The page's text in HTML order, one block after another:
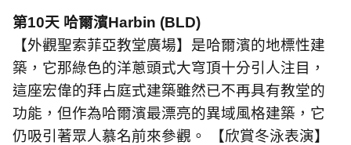
第10天 哈爾濱Harbin (BLD)
【外觀聖索菲亞教堂廣場】是哈爾濱的地標性建
築，它那綠色的洋蔥頭式大穹頂十分引人注目，
這座宏偉的拜占庭式建築雖然已不再具有教堂的
功能，但作為哈爾濱最漂亮的異域風格建築，它
仍吸引著眾人慕名前來參觀。 【欣賞冬泳表演】